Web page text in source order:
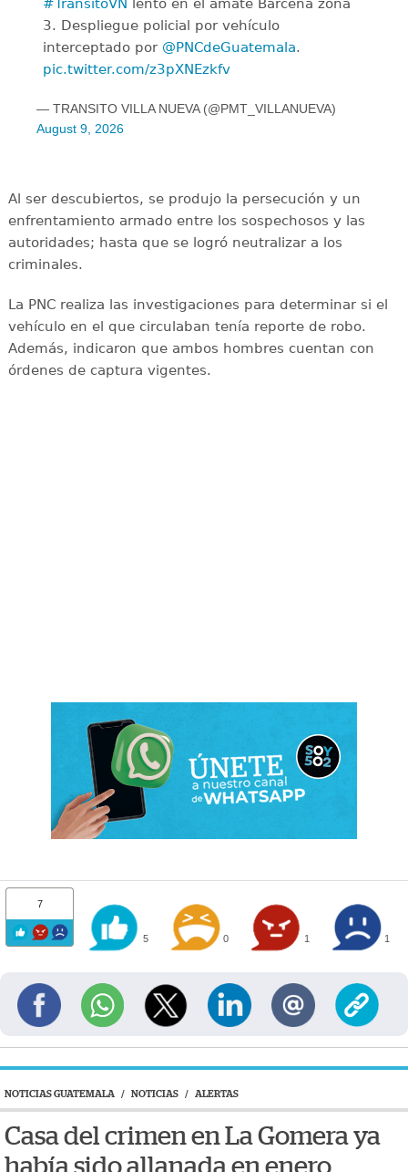
#TransitoVN lento en el amate Barcena zona
3. Despliegue policial por vehículo
interceptado por @PNCdeGuatemala.
pic.twitter.com/z3pXNEzkfv
— TRANSITO VILLA NUEVA (@PMT_VILLANUEVA)
August 9, 2026
Al ser descubiertos, se produjo la persecución y un
enfrentamiento armado entre los sospechosos y las
autoridades; hasta que se logró neutralizar a los
criminales.
La PNC realiza las investigaciones para determinar si el
vehículo en el que circulaban tenía reporte de robo.
Además, indicaron que ambos hombres cuentan con
órdenes de captura vigentes.
7
5 0 1 1
NOTICIAS GUATEMALA / NOTICIAS / ALERTAS
Casa del crimen en La Gomera ya
había sido allanada en enero